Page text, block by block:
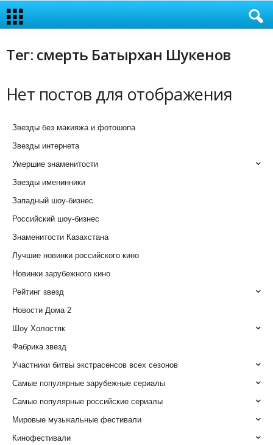
Тег: смерть Батырхан Шукенов
Нет постов для отображения
Звезды без макияжа и фотошопа
Звезды интернета
Умершие знаменитости
Звезды именинники
Западный шоу-бизнес
Российский шоу-бизнес
Знаменитости Казахстана
Лучшие новинки российского кино
Новинки зарубежного кино
Рейтинг звезд
Новости Дома 2
Шоу Холостяк
Фабрика звезд
Участники битвы экстрасенсов всех сезонов
Самые популярные зарубежные сериалы
Самые популярные российские сериалы
Мировые музыкальные фестивали
Кинофестивали